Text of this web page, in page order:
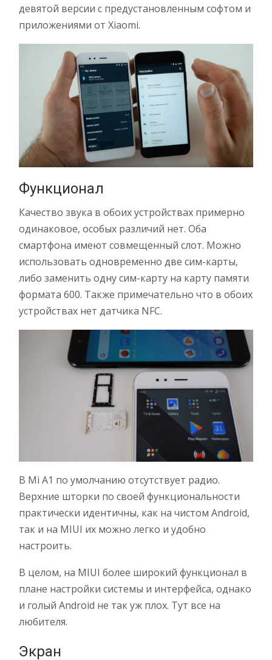
девятой версии с предустановленным софтом и
приложениями от Xiaomi.
Функционал
Качество звука в обоих устройствах примерно
одинаковое, особых различий нет. Оба
смартфона имеют совмещенный слот. Можно
использовать одновременно две сим-карты,
либо заменить одну сим-карту на карту памяти
формата 600. Также примечательно что в обоих
устройствах нет датчика NFC.
В Mi A1 по умолчанию отсутствует радио.
Верхние шторки по своей функциональности
практически идентичны, как на чистом Android,
так и на MIUI их можно легко и удобно
настроить.
В целом, на MIUI более широкий функционал в
плане настройки системы и интерфейса, однако
и голый Android не так уж плох. Тут все на
любителя.
Экран